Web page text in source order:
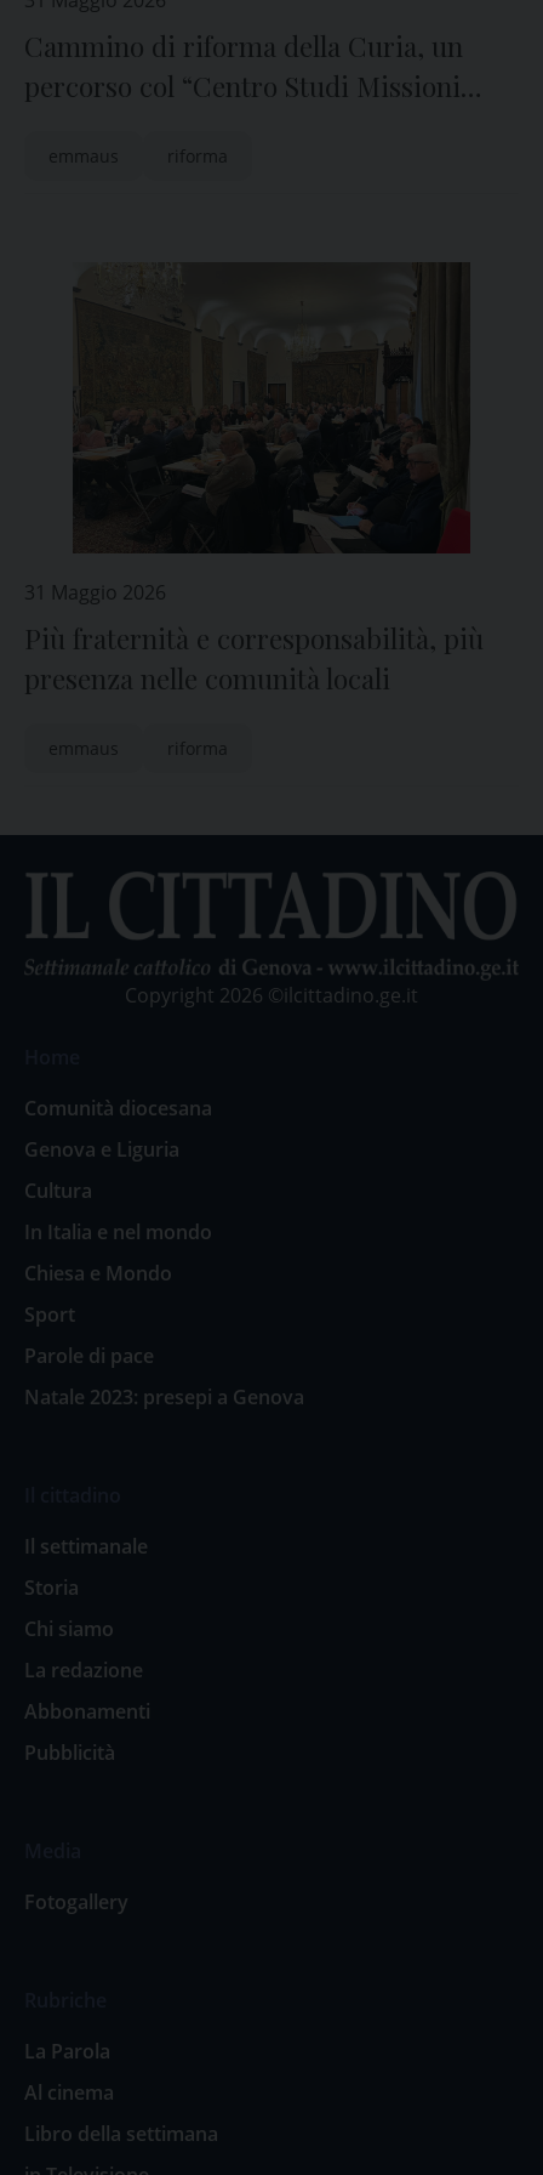
Cammino di riforma della Curia, un
percorso col “Centro Studi Missioni
emmaus riforma
31 Maggio 2026
Più fraternità e corresponsabilità, più
presenza nelle comunità locali
emmaus riforma
Copyright 2026 ©ilcittadino.ge.it
Comunità diocesana
Genova e Liguria
Cultura
In Italia e nel mondo
Chiesa e Mondo
Sport
Parole di pace
Natale 2023: presepi a Genova
Il settimanale
Storia
Chi siamo
La redazione
Abbonamenti
Pubblicità
Fotogallery
La Parola
Al cinema
Libro della settimana